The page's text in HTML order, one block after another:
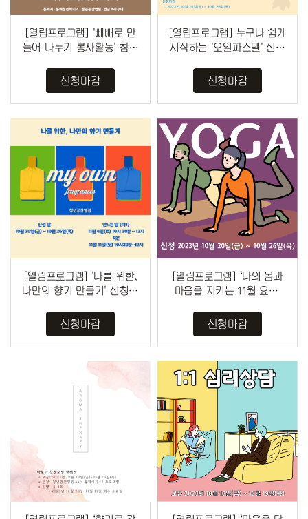
[열림프로그램] '빼빼로 만
들어 나누기 봉사활동' 참여
신청마감
[열림프로그램] 누구나 쉽게
시작하는 '오일파스텔' 신청
신청마감
[열림프로그램] '나를 위한,
나만의 향기 만들기' 신청(~
신청마감
[열림프로그램] ‘나의 몸과
마음을 지키는 11월 요가’
신청마감